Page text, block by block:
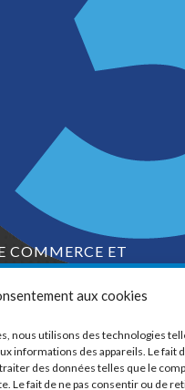
aux cookies
nous utilisons des technologies
informations des appareils. Le fait
des données telles que le
Le fait de ne pas consentir ou de
COMMERCE ET
VAUDREUIL-
des-Jeunes, Suite 201
6886